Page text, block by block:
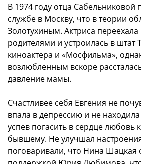
В 1974 году отца Сабельниковой
службе в Москву, что в теории
Золотухиным. Актриса переехала
родителями и устроилась в штат
киноактера и «Мосфильма»,
возлюбленным вскоре
давление мамы.
Счастливее себя Евгения не
впала в депрессию и не
успев погасить в сердце любовь
бывшему. Не улучшал
поговаривали, что Нина Шацкая